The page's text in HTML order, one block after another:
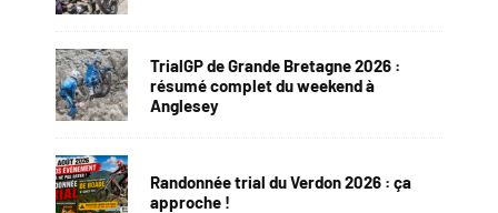
TrialGP de Grande Bretagne 2026 :
résumé complet du weekend à
Anglesey
Randonnée trial du Verdon 2026 : ça
approche !